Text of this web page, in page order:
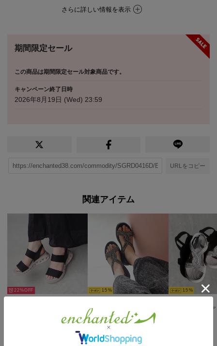
さらに詳しい情報を表示
期間限定セール
この商品は期間限定セール対象商品です。
キャンペーン終了日時
2026年8月19日 (Wed) 23:59
URLをコピー
関連アイテム
22% 15
￥9,900
15